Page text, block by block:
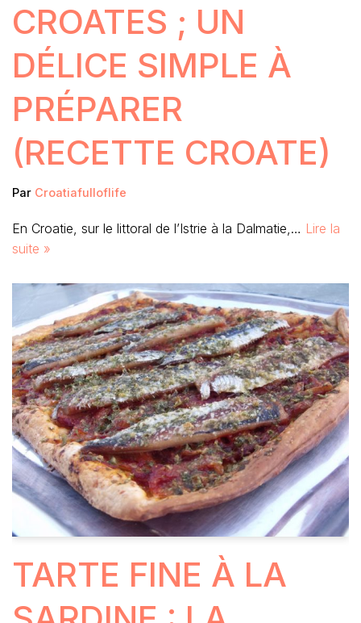
CROATES ; UN
DÉLICE SIMPLE À
PRÉPARER
(RECETTE CROATE)
Par Croatiafulloflife
En Croatie, sur le littoral de l’Istrie à la Dalmatie,… Lire la
suite »
TARTE FINE À LA